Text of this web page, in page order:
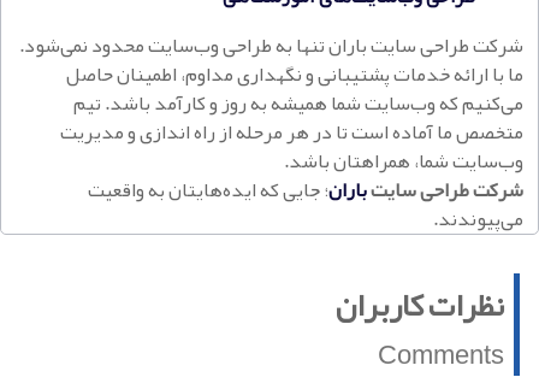
شرکت طراحی سایت باران تنها به طراحی وب‌سایت محدود نمی‌شود.
ما با ارائه خدمات پشتیبانی و نگهداری مداوم، اطمینان حاصل
می‌کنیم که وب‌سایت شما همیشه به روز و کارآمد باشد. تیم
متخصص ما آماده است تا در هر مرحله از راه اندازی و مدیریت
وب‌سایت شما، همراهتان باشد.
شرکت طراحی سایتباران؛ جایی که ایده‌هایتان به واقعیت
می‌پیوندند.
نظرات کاربران
Comments